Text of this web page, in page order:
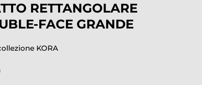
RETTANGOLARE
FACE GRANDE
KORA